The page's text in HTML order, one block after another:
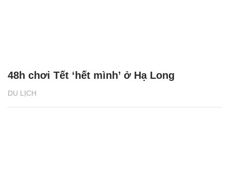
DU LỊCH
48h chơi Tết ‘hết mình’ ở Hạ Long